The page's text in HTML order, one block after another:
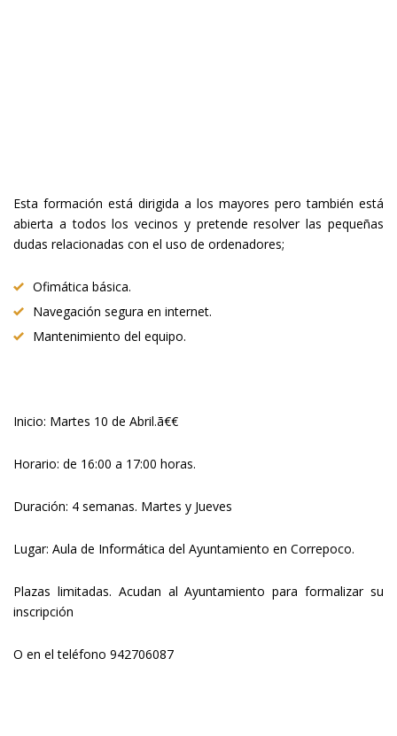
Esta formación está dirigida a los mayores pero también está
abierta a todos los vecinos y pretende resolver las pequeñas
dudas relacionadas con el uso de ordenadores;
Ofimática básica.
Navegación segura en internet.
Mantenimiento del equipo.
Inicio: Martes 10 de Abril.ã€€
Horario: de 16:00 a 17:00 horas.
Duración: 4 semanas. Martes y Jueves
Lugar: Aula de Informática del Ayuntamiento en Correpoco.
Plazas limitadas. Acudan al Ayuntamiento para formalizar su
inscripción
O en el teléfono 942706087